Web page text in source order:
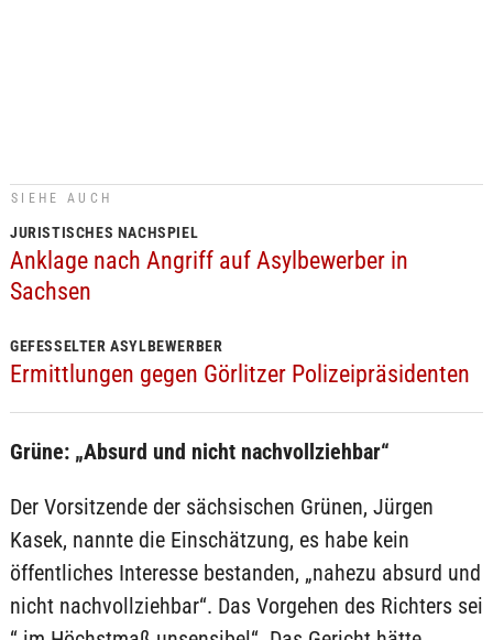
SIEHE AUCH
JURISTISCHES NACHSPIEL
Anklage nach Angriff auf Asylbewerber in
Sachsen
GEFESSELTER ASYLBEWERBER
Ermittlungen gegen Görlitzer Polizeipräsidenten
Grüne: „Absurd und nicht nachvollziehbar“
Der Vorsitzende der sächsischen Grünen, Jürgen
Kasek, nannte die Einschätzung, es habe kein
öffentliches Interesse bestanden, „nahezu absurd und
nicht nachvollziehbar“. Das Vorgehen des Richters sei